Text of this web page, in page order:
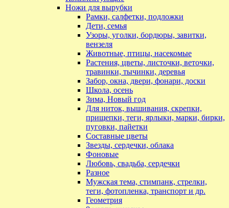
Ножи для вырубки
Рамки, салфетки, подложки
Дети, семья
Узоры, уголки, бордюры, завитки,
вензеля
Животные, птицы, насекомые
Растения, цветы, листочки, веточки,
травинки, тычинки, деревья
Забор, окна, двери, фонари, доски
Школа, осень
Зима, Новый год
Для ниток, вышивания, скрепки,
прищепки, теги, ярлыки, марки, бирки,
пуговки, пайетки
Составные цветы
Звезды, сердечки, облака
Фоновые
Любовь, свадьба, сердечки
Разное
Мужская тема, стимпанк, стрелки,
теги, фотопленка, транспорт и др.
Геометрия